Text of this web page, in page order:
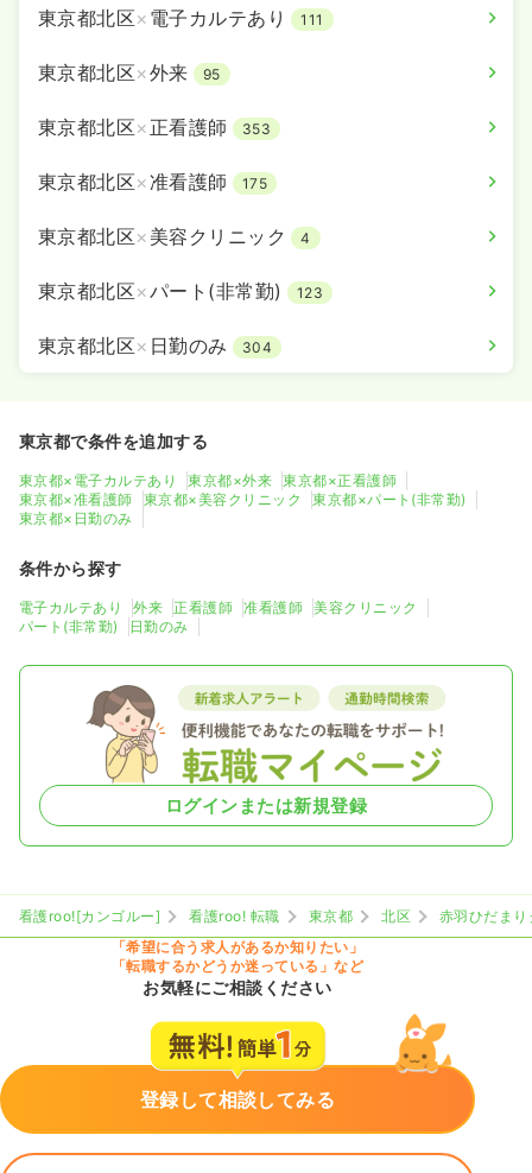
東京都北区× 電子カルテあり 111
東京都北区×外来 95
東京都北区× 正看護師 353
東京都北区×准看護師 175
東京都北区× 美容クリニック 4
東京都北区×パート(非常勤) 123
東京都北区× 日勤のみ 304
東京都で条件を追加する
東京都×電子カルテあり 東京都×外来
東京都×正看護師
東京都×准看護師
東京都×美容クリニック
東京都×パート(非常勤)
東京都×日勤のみ
条件から探す
電子カルテあり 外来 正看護師 准看護師
美容クリニック
パート(非常勤)
日勤のみ
ログインまたは新規登録
看護roo![カンゴルー] 看護roo! 転職 東京都 北区
赤羽ひだま
「希望に合う求人があるか知りたい」
「転職するかどうか迷っている」など
お気軽にご相談ください
登録して相談してみる